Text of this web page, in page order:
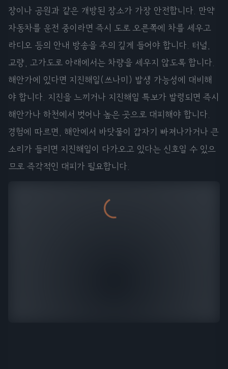
장이나 공원과 같은 개방된 장소가 가장 안전합니다. 만약
자동차를 운전 중이라면 즉시 도로 오른쪽에 차를 세우고
라디오 등의 안내 방송을 주의 깊게 들어야 합니다. 터널,
교량, 고가도로 아래에서는 차량을 세우지 않도록 합니다.
해안가에 있다면 지진해일(쓰나미) 발생 가능성에 대비해
야 합니다. 지진을 느끼거나 지진해일 특보가 발령되면 즉시
해안가나 하천에서 벗어나 높은 곳으로 대피해야 합니다.
경험에 따르면, 해안에서 바닷물이 갑자기 빠져나가거나 큰
소리가 들리면 지진해일이 다가오고 있다는 신호일 수 있으
므로 즉각적인 대피가 필요합니다.